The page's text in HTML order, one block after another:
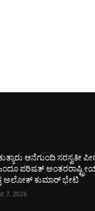
ಆನೆಗುಂದಿ ಸರಸ್ವತೀ
ಪರಿಷತ್
ಅಲೋಕ್ ಕುಮಾರ್ ಭೇಟಿ
7, 2026